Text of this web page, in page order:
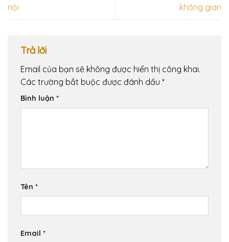
nội
không gian
Trả lời
Email của bạn sẽ không được hiển thị công khai.
Các trường bắt buộc được đánh dấu *
Bình luận *
Tên *
Email *